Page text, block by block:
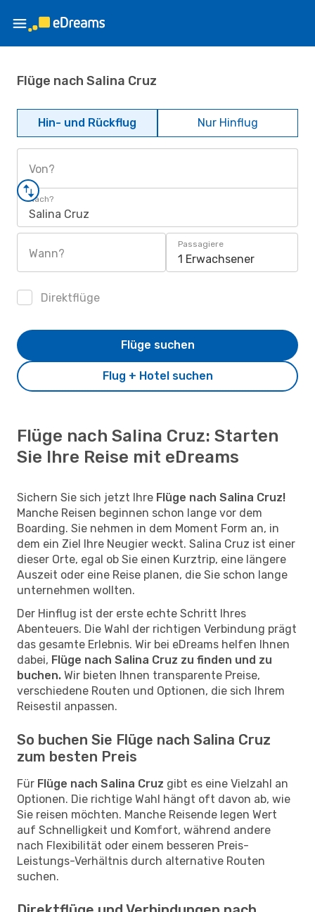
Flüge nach Salina Cruz
Hin- und Rückflug Nur Hinflug
Von?
Nach?
Salina Cruz
Wann?
Passagiere
1 Erwachsener
Direktflüge
Flug + Hotel suchen
Flüge suchen
Flüge nach Salina Cruz: Starten
Sie Ihre Reise mit eDreams
Sichern Sie sich jetzt Ihre Flüge nach Salina Cruz!
Manche Reisen beginnen schon lange vor dem
Boarding. Sie nehmen in dem Moment Form an, in
dem ein Ziel Ihre Neugier weckt. Salina Cruz ist einer
dieser Orte, egal ob Sie einen Kurztrip, eine längere
Auszeit oder eine Reise planen, die Sie schon lange
unternehmen wollten.
Der Hinflug ist der erste echte Schritt Ihres
Abenteuers. Die Wahl der richtigen Verbindung prägt
das gesamte Erlebnis. Wir bei eDreams helfen Ihnen
dabei, Flüge nach Salina Cruz zu finden und zu
buchen. Wir bieten Ihnen transparente Preise,
verschiedene Routen und Optionen, die sich Ihrem
Reisestil anpassen.
So buchen Sie Flüge nach Salina Cruz
zum besten Preis
Für Flüge nach Salina Cruz gibt es eine Vielzahl an
Optionen. Die richtige Wahl hängt oft davon ab, wie
Sie reisen möchten. Manche Reisende legen Wert
auf Schnelligkeit und Komfort, während andere
nach Flexibilität oder einem besseren Preis-
Leistungs-Verhältnis durch alternative Routen
suchen.